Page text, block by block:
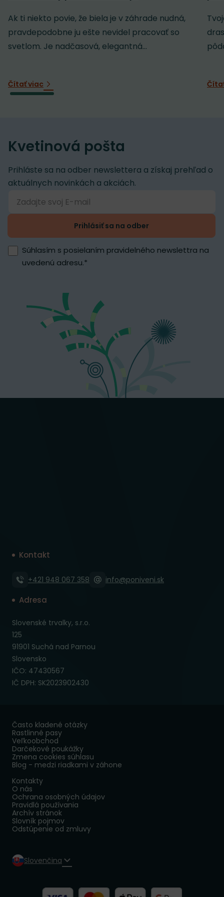
Ak ti niekto povie, že biela je v záhrade nudná,
pravdepodobne ju ešte nevidel pracovať so
svetlom. Je nadčasová, elegantná...
Čítať viac
Kvetinová pošta
Prihláste sa na odber newslettera a získaj prehľad o
aktuálnych novinkách a akciách.
Prihlásiť sa na odber
Súhlasím s posielaním pravidelného newslettra na
uvedenú adresu.*
Kontakt
+421 948 067 358 info@poniveni.sk
Adresa
Slovenské trvalky, s.r.o.
125
91901 Suchá nad Parnou
Slovensko
IČO: 47430567
IČ DPH: SK2023902430
Často kladené otázky
Rastlinné pasy
Veľkoobchod
Darčekové poukážky
Zmena cookies súhlasu
Blog - medzi riadkami v záhone
Kontakty
O nás
Ochrana osobných údajov
Pravidlá používania
Archív stránok
Slovník pojmov
Odstúpenie od zmluvy
Slovenčina